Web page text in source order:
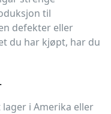
til
defekter eller
du har kjøpt, har du
i Amerika eller